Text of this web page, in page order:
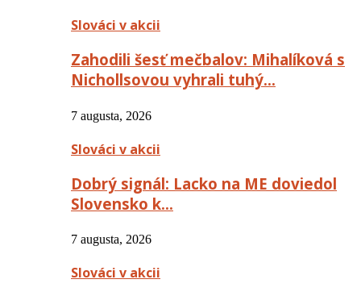
Slováci v akcii
Zahodili šesť mečbalov: Mihalíková s
Nichollsovou vyhrali tuhý…
7 augusta, 2026
Slováci v akcii
Dobrý signál: Lacko na ME doviedol
Slovensko k…
7 augusta, 2026
Slováci v akcii